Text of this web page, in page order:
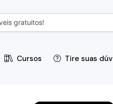
Cursos Tire suas